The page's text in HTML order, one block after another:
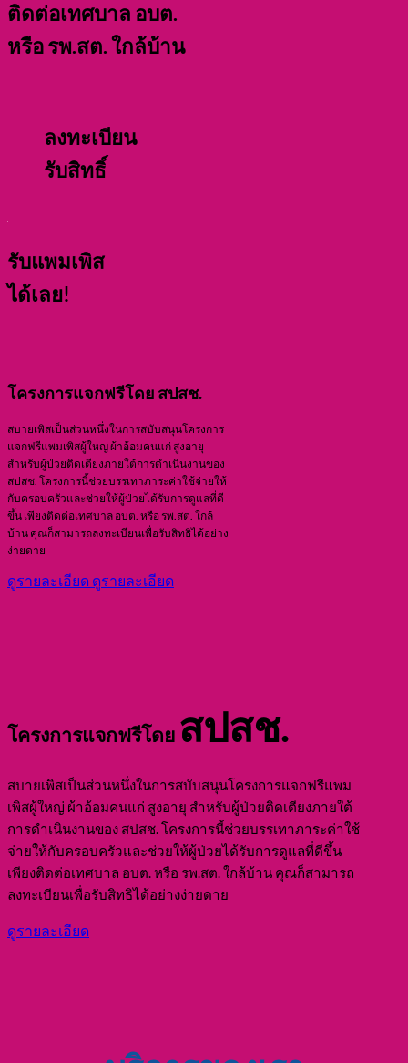
ติดต่อเทศบาล อบต.
หรือ รพ.สต. ใกล้บ้าน
ลงทะเบียน
รับสิทธิ์
รับแพมเพิส
ได้เลย!
โครงการแจกฟรีโดย สปสช.
สบายเพิสเป็นส่วนหนึ่งในการสบับสนุนโครงการ
แจกฟรีแพมเพิสผู้ใหญ่ ผ้าอ้อมคนแก่ สูงอายุ
สำหรับผู้ป่วยติดเตียงภายใต้การดำเนินงานของ
สปสช. โครงการนี้ช่วยบรรเทาภาระค่าใช้จ่ายให้
กับครอบครัวและช่วยให้ผู้ป่วยได้รับการดูแลที่ดี
ขึ้น เพียงติดต่อเทศบาล อบต. หรือ รพ.สต. ใกล้
บ้าน คุณก็สามารถลงทะเบียนเพื่อรับสิทธิได้อย่าง
ง่ายดาย
ดูรายละเอียด ดูรายละเอียด
โครงการแจกฟรีโดย สปสช.
สบายเพิสเป็นส่วนหนึ่งในการสบับสนุนโครงการแจกฟรีแพม
เพิสผู้ใหญ่ ผ้าอ้อมคนแก่ สูงอายุ สำหรับผู้ป่วยติดเตียงภายใต้
การดำเนินงานของ สปสช. โครงการนี้ช่วยบรรเทาภาระค่าใช้
จ่ายให้กับครอบครัวและช่วยให้ผู้ป่วยได้รับการดูแลที่ดีขึ้น
เพียงติดต่อเทศบาล อบต. หรือ รพ.สต. ใกล้บ้าน คุณก็สามารถ
ลงทะเบียนเพื่อรับสิทธิได้อย่างง่ายดาย
ดูรายละเอียด